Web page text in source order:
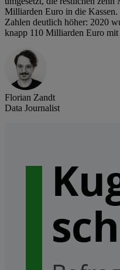
Milliarden Euro in die
Zahlen deutlich höher: 2020
knapp 110 Milliarden Euro mit
Florian Zandt
Data Journalist